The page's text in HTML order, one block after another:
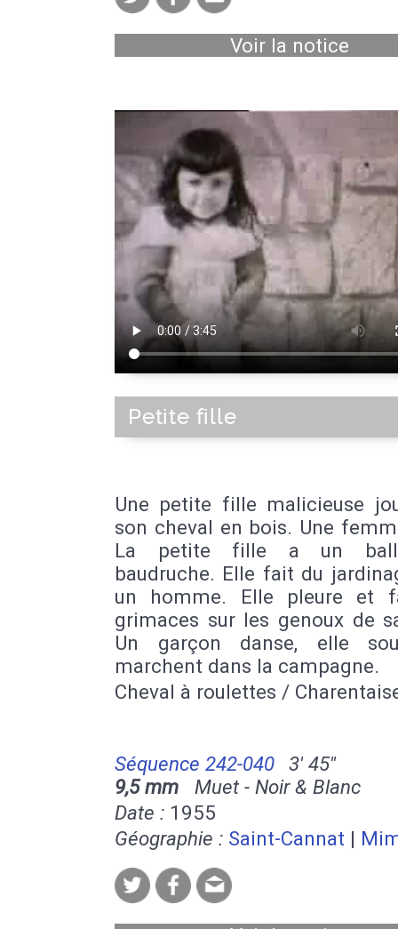
Voir la notice
Petite fille
Une petite fille malicieuse
son cheval en bois. Une
La petite fille a un
baudruche. Elle fait du
un homme. Elle pleure et
grimaces sur les genoux de
Un garçon danse, elle
marchent dans la campagne.
Cheval à roulettes /
Séquence 242-040
3' 45''
9,5 mm Muet - Noir & Blanc
Date : 1955
Géographie : Saint-Cannat |